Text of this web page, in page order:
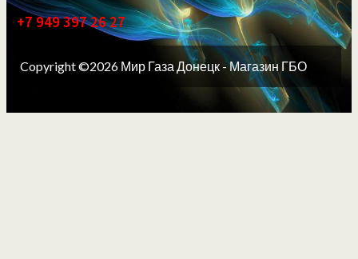
+7 949 397 26 27
Copyright ©2026 Мир Газа Донецк - Магазин ГБО